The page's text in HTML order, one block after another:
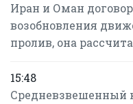
Иран и Оман
возобновления
пролив, она
15:48
Средневзвешенный